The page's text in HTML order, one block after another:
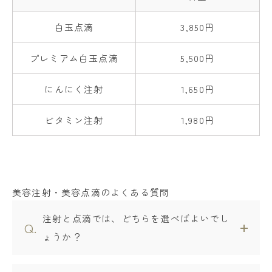
白玉点滴 3,850円
プレミアム白玉点滴 5,500円
にんにく注射 1,650円
ビタミン注射 1,980円
美容注射・美容点滴のよくある質問
注射と点滴では、どちらを選べばよいでし
ょうか？